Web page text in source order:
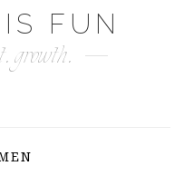
FUN
growth.
Navigation